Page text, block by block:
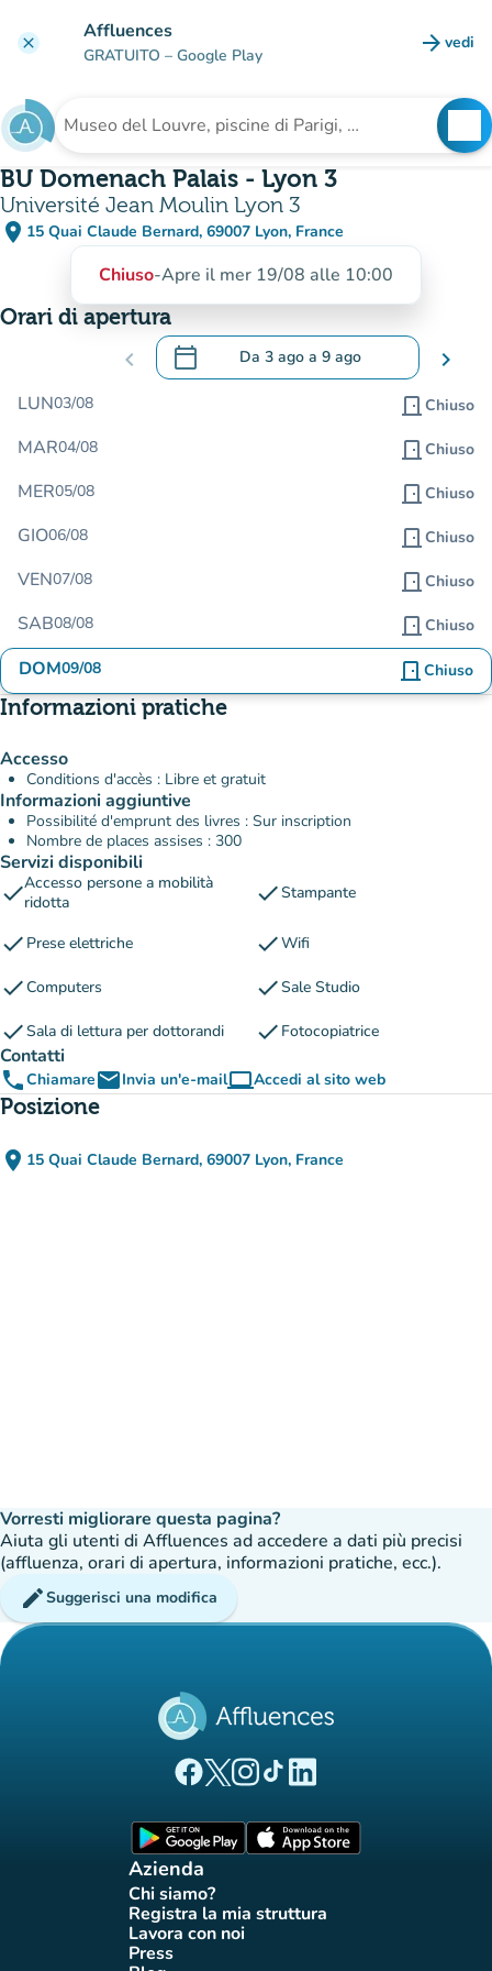
clear Affluences
GRATUITO – Google Play arrow_forward vedi
Cerca una struttura
BU Domenach Palais - Lyon 3
Université Jean Moulin Lyon 3
place 15 Quai Claude Bernard, 69007 Lyon, France
(apri in Google Maps)
(nuova scheda)
Chiuso-Apre il mer 19/08 alle 10:00
Orari di apertura
chevron_left calendar_today Da 3 ago a 9 ago
.Aprire il calendario per modificare le
chevron_right
LUN03/08 door_front Chiuso
MAR04/08 door_front Chiuso
MER05/08 door_front Chiuso
GIO06/08 door_front Chiuso
VEN07/08 door_front Chiuso
SAB08/08 door_front Chiuso
DOM09/08 door_front Chiuso
Informazioni pratiche
Accesso
Conditions d'accès : Libre et gratuit
Informazioni aggiuntive
Possibilité d'emprunt des livres : Sur inscription
Nombre de places assises : 300
Servizi disponibili
checkAccesso persone a mobilità
ridotta
checkStampante
check Prese elettriche checkWifi
checkComputers checkSale Studio
checkSala di lettura per dottorandi check Fotocopiatrice
Contatti
phoneChiamareemailInvia un'e-mailcomputerAccedi al sito web
(nuova scheda)
Posizione
place 15 Quai Claude Bernard, 69007 Lyon, France
(apri in Google Maps)
(nuova scheda)
Vorresti migliorare questa pagina?
Aiuta gli utenti di Affluences ad accedere a dati più precisi
(affluenza, orari di apertura, informazioni pratiche, ecc.).
editSuggerisci una modifica
(nuova scheda)
(nuova scheda)
(nuova scheda)
(nuova scheda)
(nuova scheda)
Azienda
Chi siamo?(nuova scheda)
Registra la mia struttura
(nuova scheda)
Lavora con noi
(nuova scheda)
Press(nuova scheda)